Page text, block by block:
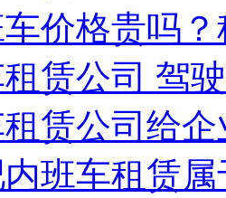
价格贵吗
赁公司 驾
赁公司给
班车租赁